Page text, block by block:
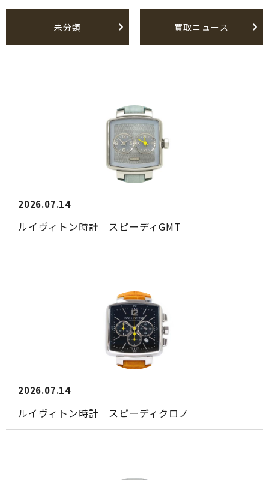
未分類 買取ニュース
2026.07.14
ルイヴィトン時計 スピーディGMT
2026.07.14
ルイヴィトン時計 スピーディクロノ